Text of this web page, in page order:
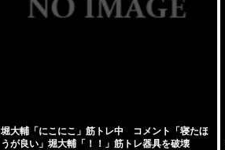
堀大輔「にこにこ」筋トレ中 コメント「寝たほ
うが良い」堀大輔「！！」筋トレ器具を破壊